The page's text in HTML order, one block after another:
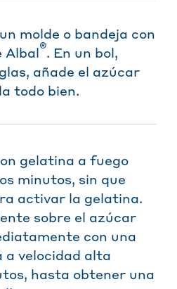
molde o bandeja con
®. En un bol,
añade el azúcar
todo bien.
gelatina a fuego
minutos, sin que
activar la gelatina.
sobre el azúcar
con una
a velocidad alta
hasta obtener una